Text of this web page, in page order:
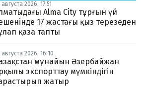
августа 2026, 17:51
Alma City тұрғын үй
17 жастағы қыз терезеден
қаза тапты
августа 2026, 16:10
мұнайын Әзербайжан
экспорттау мүмкіндігін
жатыр